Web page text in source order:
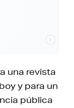
una revista
y para un
pública